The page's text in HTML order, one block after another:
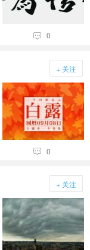
 0
+ 关注
 0
+ 关注